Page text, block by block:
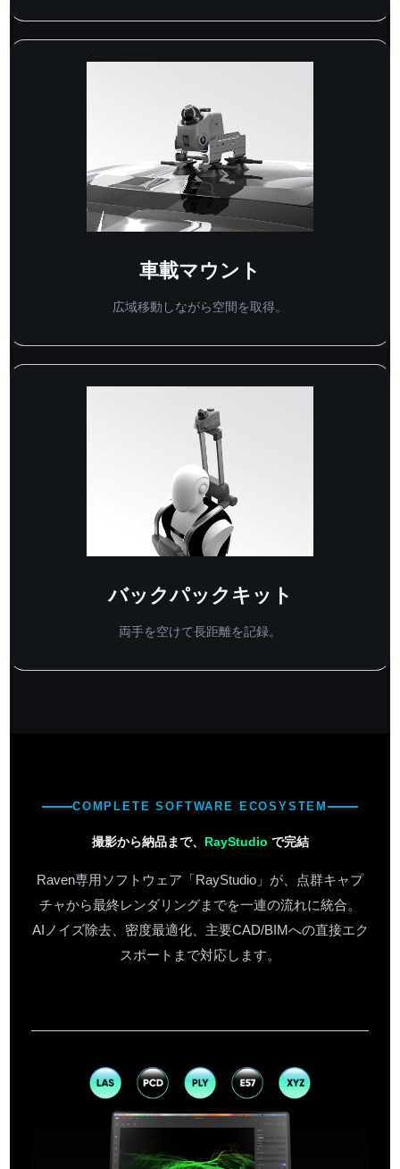
車載マウント
広域移動しながら空間を取得。
バックパックキット
両手を空けて長距離を記録。
COMPLETE SOFTWARE ECOSYSTEM
撮影から納品まで、 RayStudio で完結
Raven専用ソフトウェア「RayStudio」が、点群キャプ
チャから最終レンダリングまでを一連の流れに統合。
AIノイズ除去、密度最適化、主要CAD/BIMへの直接エク
スポートまで対応します。